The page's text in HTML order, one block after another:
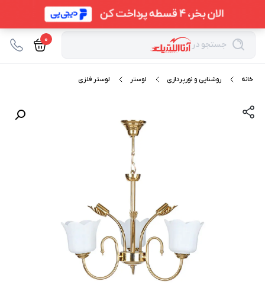
جستجو در 0
خانه روشنایی و نورپردازی لوستر لوستر فلزی